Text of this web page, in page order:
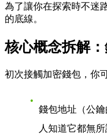
為了讓你在探索時不迷
的底線。
核心概念拆解
初次接觸加密錢包，你
錢包地址（公鑰
人知道它都無